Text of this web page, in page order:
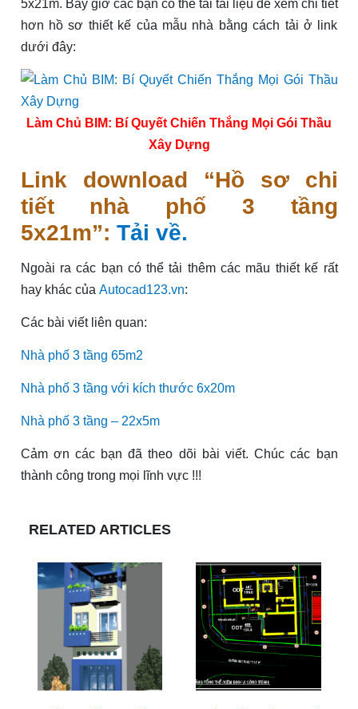
5x21m. Bây giờ các bạn có thể tải tài liệu để xem chi tiết
hơn hồ sơ thiết kế của mẫu nhà bằng cách tải ở link
dưới đây:
Làm Chủ BIM: Bí Quyết Chiến Thắng Mọi Gói Thầu
Xây Dựng
Link download “Hồ sơ chi
tiết nhà phố 3 tầng
5x21m”: Tải về.
Ngoài ra các bạn có thể tải thêm các mãu thiết kế rất
hay khác của Autocad123.vn:
Các bài viết liên quan:
Nhà phố 3 tầng 65m2
Nhà phố 3 tầng với kích thước 6x20m
Nhà phố 3 tầng – 22x5m
Cảm ơn các bạn đã theo dõi bài viết. Chúc các bạn
thành công trong mọi lĩnh vực !!!
RELATED ARTICLES